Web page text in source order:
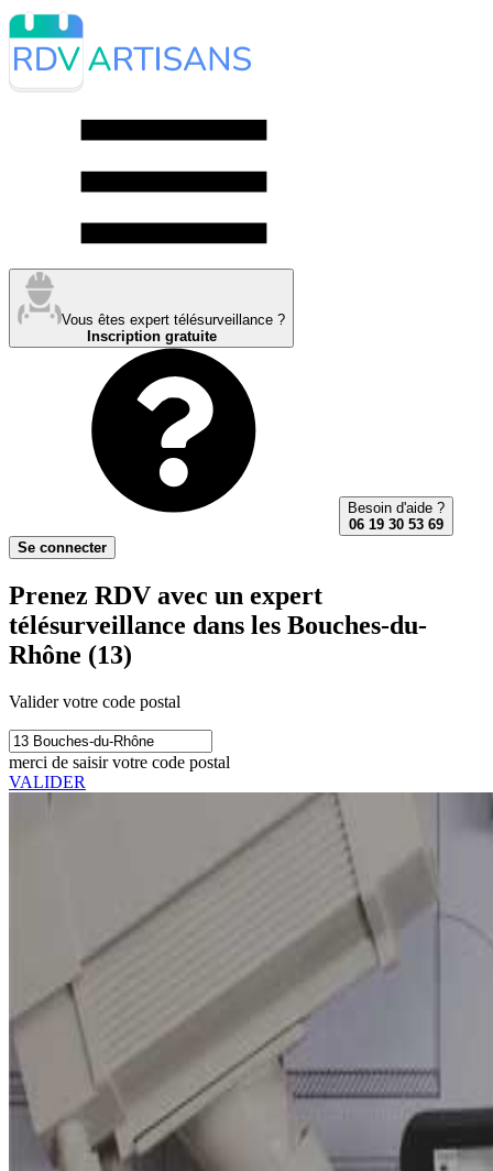
Vous êtes expert télésurveillance ?
Inscription gratuite
Besoin d'aide ?
06 19 30 53 69
Se connecter
Prenez RDV avec un expert
télésurveillance dans les Bouches-du-
Rhône (13)
Valider votre code postal
merci de saisir votre code postal
VALIDER